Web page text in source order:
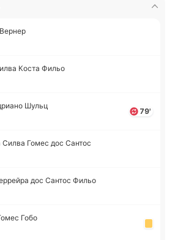
Коста Фильо
Шульц
79'
Силва Гомес дос Сантос
дос Сантос Фильо
Гобо